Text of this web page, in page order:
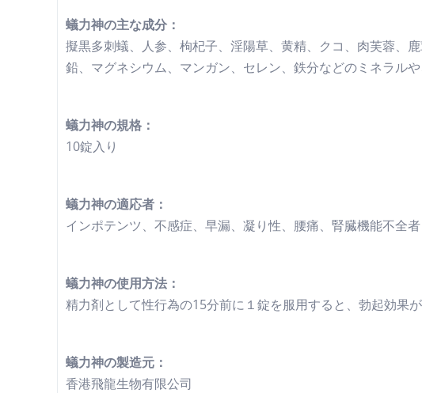
蟻力神の主な成分：
擬黒多刺蟻、人参、枸杞子、淫陽草、黄精、クコ、肉芙蓉、
鉛、マグネシウム、マンガン、セレン、鉄分などのミネラル
蟻力神の規格：
10錠入り
蟻力神の適応者：
インポテンツ、不感症、早漏、凝り性、腰痛、腎臓機能不全者
蟻力神の使用方法：
精力剤として性行為の15分前に１錠を服用すると、勃起効果
蟻力神の製造元：
香港飛龍生物有限公司